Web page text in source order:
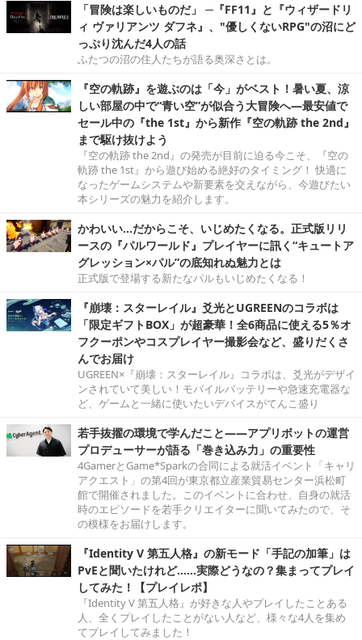
「冒険は楽しいものだ」 ─『FF11』と『ウィザードリ
ィ ヴァリアンツ ダフネ』、"優しくないRPG"の沼にど
っぷり沈んだ4人の話
ふたつの沼の住人たちが語る奥深さとは。
『空の軌跡』を遊ぶのは「今」がベスト！暑い夏、涼
しい部屋の中で“青い空”が似合う大冒険へ―最安値で
セール中の『the 1st』から新作『空の軌跡 the 2nd』
まで駆け抜けよう
『空の軌跡 the 2nd』の発売が目前に迫る今こそ、『空の
軌跡 the 1st』から遊び始める絶好のタイミング！ 快適に
なったゲームシステムや新要素を交えながら、今遊びたい
本シリーズの魅力を紹介します。
かわいい…だからこそ、いじめたくなる。正式版リリ
ースの『パルワールド』プレイヤーに訊く“キュートア
グレッション×パル”の底知れぬ魅力とは
正式版で登場する新たなパルもいじめたくなる！
『崩壊：スターレイル』爻光とUGREENのコラボは
「限定ギフトBOX」が超豪華！全6商品に使える5％オ
フクーポンやコスプレイヤー撮影会など、盛りだくさ
んでお届け
UGREEN×『崩壊：スターレイル』コラボは、爻光がデザイ
ンされていて美しい！モバイルバッテリーや急速充電器な
ど、ゲームと一緒に使いたいデバイスがてんこ盛り
若手抜擢の環境で学んだこと――アプリボットの運営
プロデューサーが語る「巻き込み力」の重要性
4GamerとGame*Sparkの合同による就活イベント「キャリ
アクエスト」の第4回が東京都立産業貿易センター浜松町
館で開催されました。このイベントに合わせ、自身の就活
時のエピソードを若手クリエイターに聞いてみたので、そ
の模様をお届けします。
『Identity V 第五人格』の新モード「手記の加筆」は
PvEと聞いたけれど……実際どうなの？集まってプレイ
してみた！【プレイレポ】
『Identity V 第五人格』が好きな人やプレイしたことある
人、全くプレイしたことがない人など、様々な4人を集め
てプレイしてみました！